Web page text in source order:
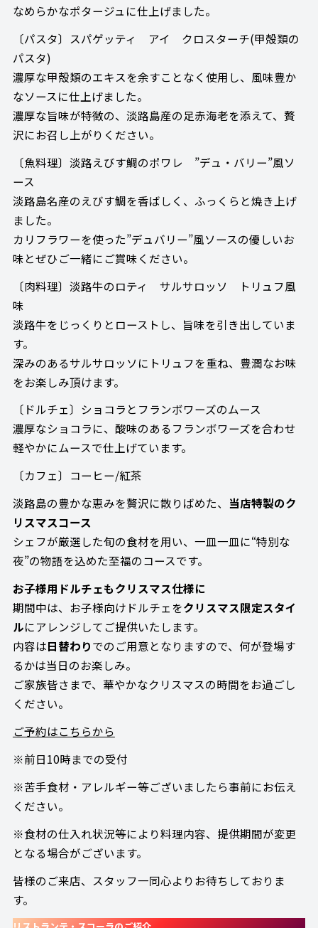
なめらかなポタージュに仕上げました。
〔パスタ〕スパゲッティ アイ クロスターチ(甲殻類の
パスタ)
濃厚な甲殻類のエキスを余すことなく使用し、風味豊か
なソースに仕上げました。
濃厚な旨味が特徴の、淡路島産の足赤海老を添えて、贅
沢にお召し上がりください。
〔魚料理〕淡路えびす鯛のポワレ ”デュ・バリー”風ソ
ース
淡路島名産のえびす鯛を香ばしく、ふっくらと焼き上げ
ました。
カリフラワーを使った”デュバリー”風ソースの優しいお
味とぜひご一緒にご賞味ください。
〔肉料理〕淡路牛のロティ サルサロッソ トリュフ風
味
淡路牛をじっくりとローストし、旨味を引き出していま
す。
深みのあるサルサロッソにトリュフを重ね、豊潤なお味
をお楽しみ頂けます。
〔ドルチェ〕ショコラとフランボワーズのムース
濃厚なショコラに、酸味のあるフランボワーズを合わせ
軽やかにムースで仕上げています。
〔カフェ〕コーヒー/紅茶
淡路島の豊かな恵みを贅沢に散りばめた、 当店特製のク
リスマスコース
シェフが厳選した旬の食材を用い、一皿一皿に“特別な
夜”の物語を込めた至福のコースです。
お子様用ドルチェもクリスマス仕様に
期間中は、お子様向けドルチェをクリスマス限定スタイ
ルにアレンジしてご提供いたします。
内容は日替わりでのご用意となりますので、何が登場す
るかは当日のお楽しみ。
ご家族皆さまで、華やかなクリスマスの時間をお過ごし
ください。
ご予約はこちらから
※前日10時までの受付
※苦手食材・アレルギー等ございましたら事前にお伝え
ください。
※食材の仕入れ状況等により料理内容、提供期間が変更
となる場合がございます。
皆様のご来店、スタッフ一同心よりお待ちしておりま
す。